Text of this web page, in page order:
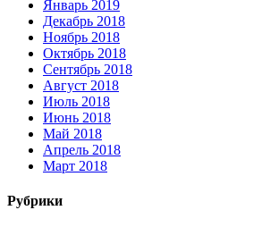
Январь 2019
Декабрь 2018
Ноябрь 2018
Октябрь 2018
Сентябрь 2018
Август 2018
Июль 2018
Июнь 2018
Май 2018
Апрель 2018
Март 2018
Рубрики